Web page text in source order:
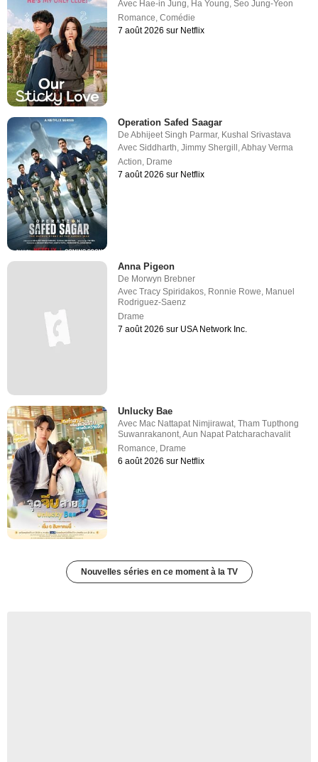
Avec Hae-in Jung, Ha Young,Seo Jung-Yeon
Romance,Comédie
7 août 2026 sur Netflix
Operation Safed Saagar
DeAbhijeet Singh Parmar, Kushal Srivastava
AvecSiddharth,Jimmy Shergill ,Abhay Verma
Action, Drame
7 août 2026 sur Netflix
Anna Pigeon
De Morwyn Brebner
AvecTracy Spiridakos, Ronnie Rowe, Manuel
Rodriguez-Saenz
Drame
7 août 2026 sur USA Network Inc.
Unlucky Bae
Avec Mac Nattapat Nimjirawat ,Tham Tupthong
Suwanrakanont ,Aun Napat Patcharachavalit
Romance Drame
6 août 2026 sur Netflix
Nouvelles séries en ce moment à la TV